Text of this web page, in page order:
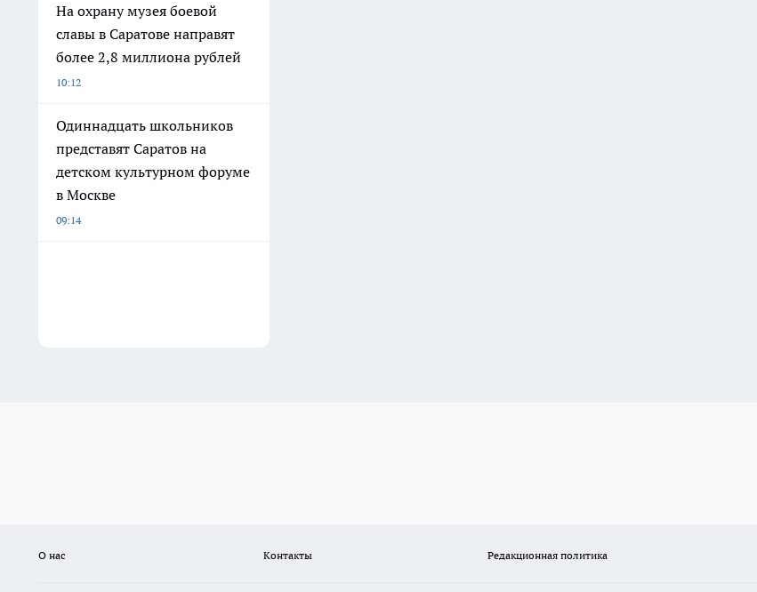
На охрану музея боевой
славы в Саратове направят
более 2,8 миллиона рублей
10:12
Одиннадцать школьников
представят Саратов на
детском культурном форуме
в Москве
09:14
О нас Контакты Редакционная политика